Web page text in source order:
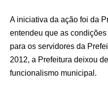
A iniciativa da ação foi da
entendeu que as
para os servidores da
2012, a Prefeitura deixou
funcionalismo municipal.